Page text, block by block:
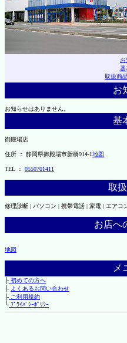
基
取扱商
お
お知らせはありません。
基
御殿場店
住所 ： 静岡県御殿場市新橋914-1地図
TEL ： 0550701411
取
修理診断 | パソコン | 携帯電話 | 家電 | エアコ
お店へ
地図
メ
├初めての方へ
├ よくあるお問い合わせ
├ご利用規約
└ﾌﾟﾗｲﾊﾞｼｰﾎﾟﾘｼｰ